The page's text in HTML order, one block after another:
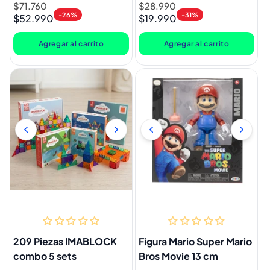
Precio
habitual
$71.760
Precio
de
oferta
$52.990 -26%
Agregar al carrito
Precio
habitual
$28.990
Precio
de
oferta
$19.990 -31%
Agregar al carrito
209 Piezas IMABLOCK
combo 5 sets
Figura Mario Super Mario
Bros Movie 13 cm